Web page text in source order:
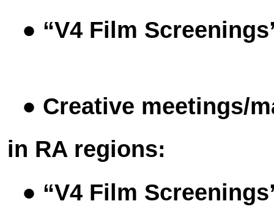
● “V4 Film
● Creative meetings/
in RA regions:
● “V4 Film